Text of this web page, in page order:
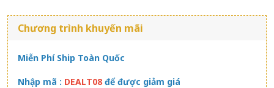
Chương trình khuyến mãi
Miễn Phí Ship Toàn Quốc
Nhập mã : DEALT08 để được giảm giá